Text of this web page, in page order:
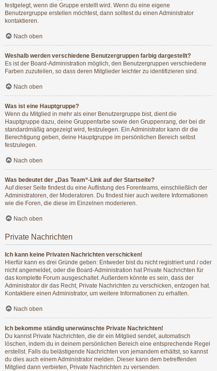
festgelegt, wenn die Gruppe erstellt wird. Wenn du eine eigene
Benutzergruppe erstellen möchtest, dann solltest du einen Administrator
kontaktieren.
Nach oben
Weshalb werden verschiedene Benutzergruppen farbig dargestellt?
Es ist der Board-Administration möglich, den Benutzergruppen verschiedene
Farben zuzuteilen, so dass deren Mitglieder leichter zu identifizieren sind.
Nach oben
Was ist eine Hauptgruppe?
Wenn du Mitglied in mehr als einer Benutzergruppe bist, dient die
Hauptgruppe dazu, deine Gruppenfarbe sowie den Gruppenrang, der bei dir
standardmäßig angezeigt wird, festzulegen. Ein Administrator kann dir die
Berechtigung geben, deine Hauptgruppe im persönlichen Bereich selbst
festzulegen.
Nach oben
Was bedeutet der „Das Team“-Link auf der Startseite?
Auf dieser Seite findest du eine Auflistung des Forenteams, einschließlich der
Administratoren, der Moderatoren. Du findest hier auch weitere Informationen
wie die Foren, die diese im Einzelnen moderieren.
Nach oben
Private Nachrichten
Ich kann keine Privaten Nachrichten verschicken!
Hierfür kann es drei Gründe geben: Entweder bist du nicht registriert und / oder
nicht angemeldet, oder die Board-Administration hat Private Nachrichten für
das komplette Forum ausgeschaltet. Außerdem könnte es sein, dass der
Administrator dir das Recht, Private Nachrichten zu verschicken, entzogen hat.
Kontaktiere einen Administrator, um weitere Informationen zu erhalten.
Nach oben
Ich bekomme ständig unerwünschte Private Nachrichten!
Du kannst Private Nachrichten, die dir ein Mitglied sendet, automatisch
löschen, indem du in deinem persönlichen Bereich eine entsprechende Regel
erstellst. Falls du belästigende Nachrichten von jemandem erhältst, so kannst
du dies auch einem Administrator melden. Dieser kann dem betreffenden
Mitglied dann verbieten, Private Nachrichten zu versenden.